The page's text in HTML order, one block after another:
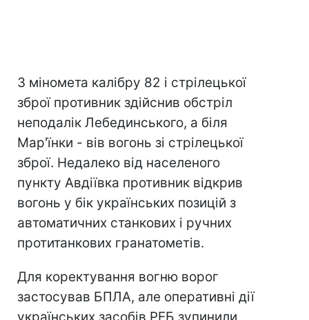
З міномета калібру 82 і стрілецької
зброї противник здійснив обстріл
неподалік Лебединського, а біля
Мар'їнки - вів вогонь зі стрілецької
зброї. Недалеко від населеного
пункту Авдіївка противник відкрив
вогонь у бік українських позицій з
автоматичних станкових і ручних
протитанкових гранатометів.
Для коректування вогню ворог
застосував БПЛА, але оперативні дії